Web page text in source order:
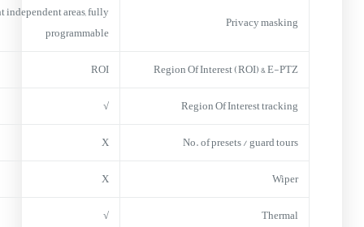
Privacy masking
independent areas, fully
programmable
Region Of Interest (ROI) & E-PTZ
ROI
Region Of Interest tracking
√
No. of presets / guard tours
X
Wiper
X
Thermal
√